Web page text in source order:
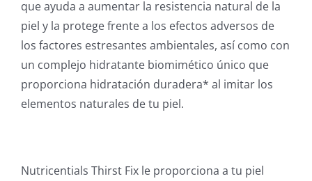
que ayuda a aumentar la resistencia natural de la
piel y la protege frente a los efectos adversos de
los factores estresantes ambientales, así como con
un complejo hidratante biomimético único que
proporciona hidratación duradera* al imitar los
elementos naturales de tu piel.
Nutricentials Thirst Fix le proporciona a tu piel